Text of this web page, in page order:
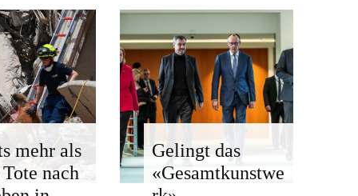
mehr als
nach
Gelingt das
«Gesamtkunstwe